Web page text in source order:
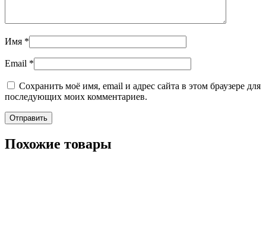
Имя *
Email *
Сохранить моё имя, email и адрес сайта в этом браузере для
последующих моих комментариев.
Похожие товары